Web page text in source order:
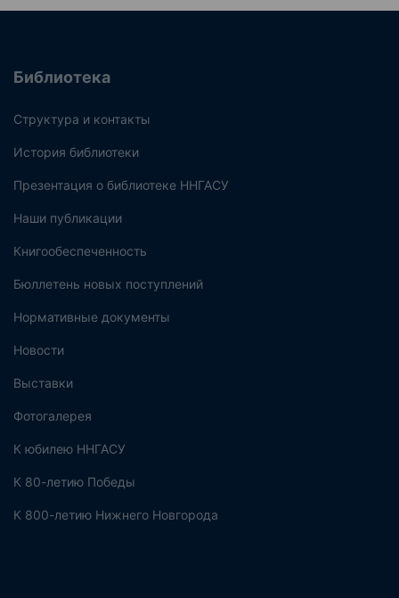
Библиотека
Структура и контакты
История библиотеки
Презентация о библиотеке ННГАСУ
Наши публикации
Книгообеспеченность
Бюллетень новых поступлений
Нормативные документы
Новости
Выставки
Фотогалерея
К юбилею ННГАСУ
К 80-летию Победы
К 800-летию Нижнего Новгорода